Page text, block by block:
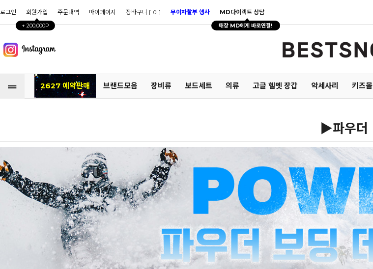
로그인 회원가입
+ 200,000P
주문내역 마이페이지 장바구니 [ 0 ] 무이자할부 행사 MD다이렉트 상담
매장 MD에게 바로연결!
2627 예약판매 브랜드모음 장비류 보드세트 의류 고글 헬멧 장갑 악세사리 키즈몰
▶파우더